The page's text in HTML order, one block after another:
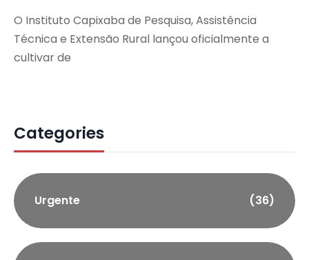
O Instituto Capixaba de Pesquisa, Assistência
Técnica e Extensão Rural lançou oficialmente a
cultivar de
Categories
Urgente (36)